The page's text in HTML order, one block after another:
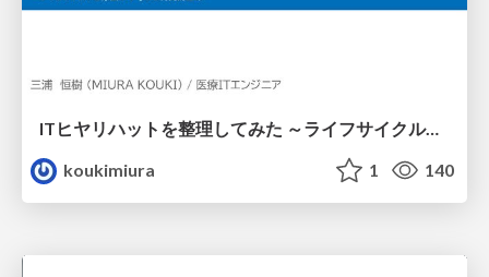
ITヒヤリハットを整理してみた ～ライフサイクルと原因から考える再発防止策～
koukimiura
1 140